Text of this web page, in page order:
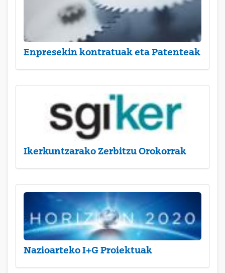
Enpresekin kontratuak eta Patenteak
Ikerkuntzarako Zerbitzu Orokorrak
Nazioarteko I+G Proiektuak